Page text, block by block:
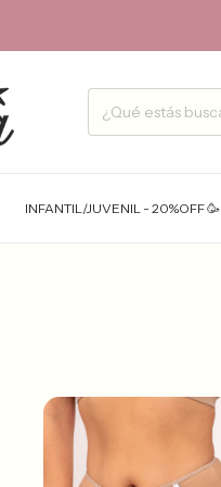
INFANTIL/JUVENIL - 20%OFF 🥳